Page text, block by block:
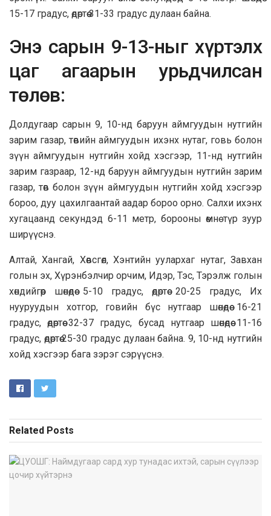
15-17 градус, өдөртөө 31-33 градус дулаан байна.
Энэ сарын 9-13-ныг хүртэлх
цаг агаарын урьдчилсан
төлөв:
Долдугаар сарын 9, 10-нд баруун аймгуудын нутгийн
зарим газар, төвийн аймгуудын ихэнх нутаг, говь болон
зүүн аймгуудын нутгийн хойд хэсгээр, 11-нд нутгийн
зарим газраар, 12-нд баруун аймгуудын нутгийн зарим
газар, төв болон зүүн аймгуудын нутгийн хойд хэсгээр
бороо, дуу цахилгаантай аадар бороо орно. Салхи ихэнх
хугацаанд секундэд 6-11 метр, борооны өмнө түр зуур
ширүүснэ.
Алтай, Хангай, Хөвсгөл, Хэнтийн уулархаг нутаг, Завхан
голын эх, Хүрэнбэлчир орчим, Идэр, Тэс, Тэрэлж голын
хөндийгөөр шөнөдөө 5-10 градус, өдөртөө 20-25 градус, Их
нууруудын хотгор, говийн бүс нутгаар шөнөдөө 16-21
градус, өдөртөө 32-37 градус, бусад нутгаар шөнөдөө 11-16
градус, өдөртөө 25-30 градус дулаан байна. 9, 10-нд нутгийн
хойд хэсгээр бага зэрэг сэрүүснэ.
Related Posts